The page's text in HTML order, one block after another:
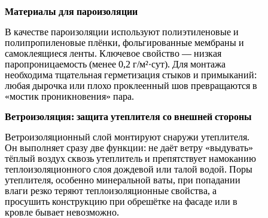
Материалы для пароизоляции
В качестве пароизоляции используют полиэтиленовые и
полипропиленовые плёнки, фольгированные мембраны и
самоклеящиеся ленты. Ключевое свойство — низкая
паропроницаемость (менее 0,2 г/м²·сут). Для монтажа
необходима тщательная герметизация стыков и примыканий:
любая дырочка или плохо проклеенный шов превращаются в
«мостик проникновения» пара.
Ветроизоляция: защита утеплителя со внешней стороны
Ветроизоляционный слой монтируют снаружи утеплителя.
Он выполняет сразу две функции: не даёт ветру «выдувать»
тёплый воздух сквозь утеплитель и препятствует намоканию
теплоизоляционного слоя дождевой или талой водой. Поры
утеплителя, особенно минеральной ваты, при попадании
влаги резко теряют теплоизоляционные свойства, а
просушить конструкцию при обрешётке на фасаде или в
кровле бывает невозможно.